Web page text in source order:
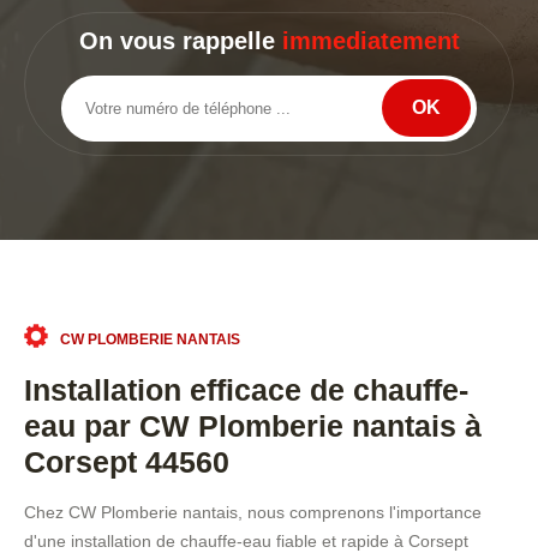
On vous rappelle immediatement
CW PLOMBERIE NANTAIS
Installation efficace de chauffe-
eau par CW Plomberie nantais à
Corsept 44560
Chez CW Plomberie nantais, nous comprenons l'importance
d'une installation de chauffe-eau fiable et rapide à Corsept